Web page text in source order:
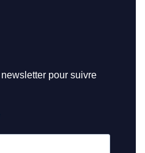
pour suivre